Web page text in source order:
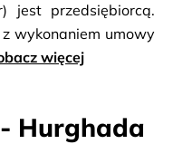
jest przedsiębiorcą.
wykonaniem umowy
więcej
Hurghada